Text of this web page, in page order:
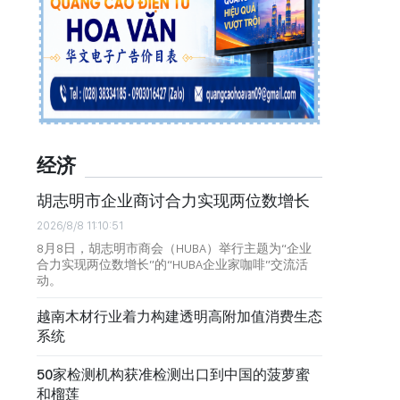
经济
胡志明市企业商讨合力实现两位数增长
2026/8/8 11:10:51
8月8日，胡志明市商会（HUBA）举行主题为“企业
合力实现两位数增长”的“HUBA企业家咖啡”交流活
动。
越南木材行业着力构建透明高附加值消费生态
系统
50家检测机构获准检测出口到中国的菠萝蜜
和榴莲